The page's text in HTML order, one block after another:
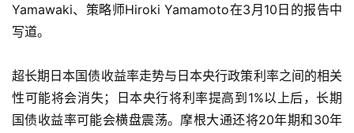
卡
子
钱
包
Yamawaki、策略师Hiroki Yamamoto在3月10日的报告中
写道。
超长期日本国债收益率走势与日本央行政策利率之间的相关
性可能将会消失；日本央行将利率提高到1%以上后，长期
国债收益率可能会横盘震荡。摩根大通还将20年期和30年